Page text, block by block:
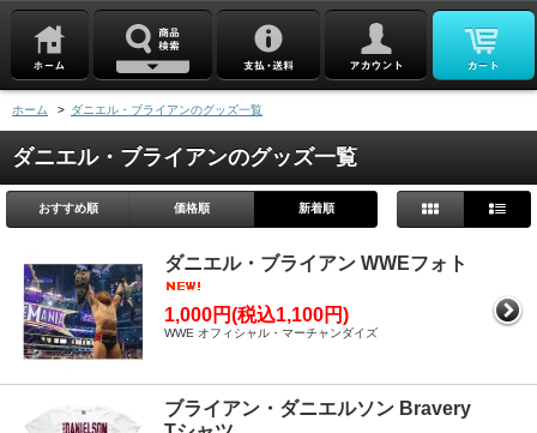
ホーム > ダニエル・ブライアンのグッズ一覧
ダニエル・ブライアンのグッズ一覧
おすすめ順 価格順 新着順
ダニエル・ブライアン WWEフォト
1,000円(税込1,100円)
WWE オフィシャル・マーチャンダイズ
ブライアン・ダニエルソン Bravery